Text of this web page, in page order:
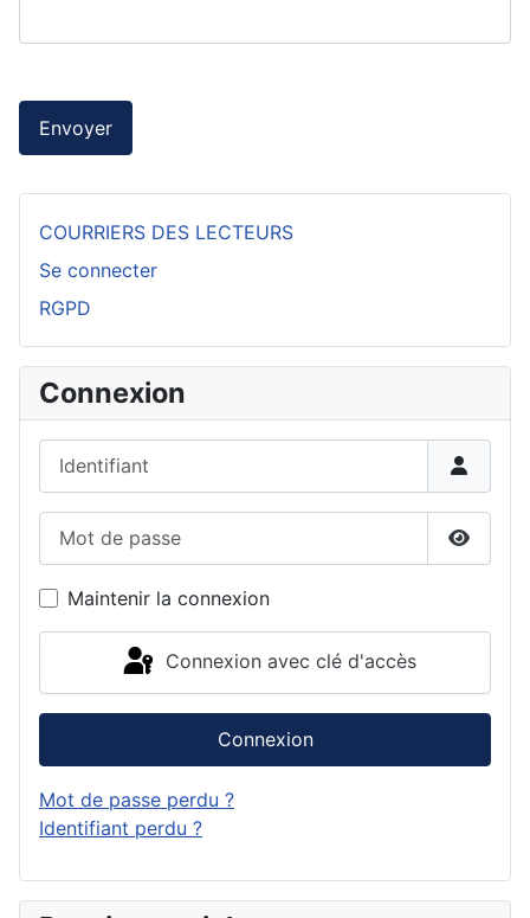
COURRIERS DES LECTEURS
Se connecter
RGPD
Connexion
Maintenir la connexion
Connexion avec clé d'accès
Connexion
Mot de passe perdu ?
Identifiant perdu ?
Envoyer